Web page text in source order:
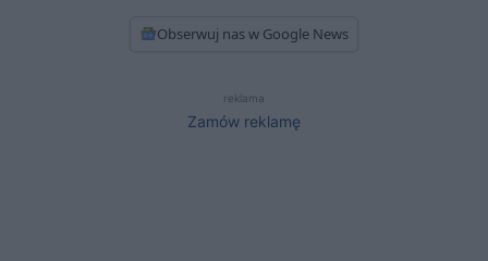
Obserwuj nas w Google News
reklama
Zamów reklamę